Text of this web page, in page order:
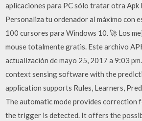
aplicaciones para PC sólo tratar otra Apk
Personaliza tu ordenador al máximo con
100 cursores para Windows 10. 🚀 Los
mouse totalmente gratis. Este archivo
actualización de mayo 25, 2017 a 9:03
context sensing software with the
application supports Rules, Learners,
The automatic mode provides correction
the trigger is detected. It offers the